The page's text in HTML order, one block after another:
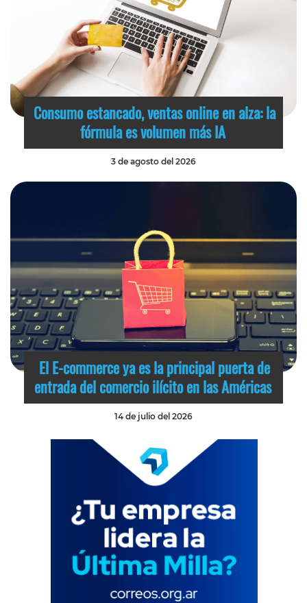
Consumo estancado, ventas online en alza: la
fórmula es volumen más IA
3 de agosto del 2026
El E-commerce ya es la principal puerta de
entrada del comercio ilícito en las Américas
14 de julio del 2026